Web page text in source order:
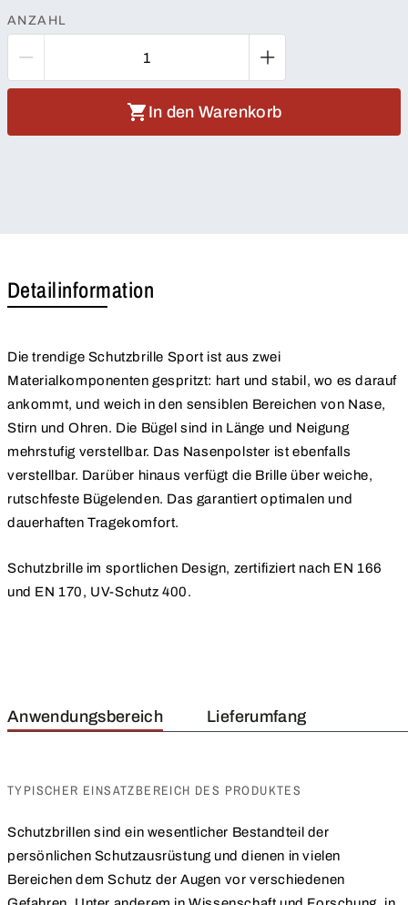
ANZAHL
In den Warenkorb
Detailinformation
Die trendige Schutzbrille Sport ist aus zwei
Materialkomponenten gespritzt: hart und stabil, wo es darauf
ankommt, und weich in den sensiblen Bereichen von Nase,
Stirn und Ohren. Die Bügel sind in Länge und Neigung
mehrstufig verstellbar. Das Nasenpolster ist ebenfalls
verstellbar. Darüber hinaus verfügt die Brille über weiche,
rutschfeste Bügelenden. Das garantiert optimalen und
dauerhaften Tragekomfort.
Schutzbrille im sportlichen Design, zertifiziert nach EN 166
und EN 170, UV-Schutz 400.
Anwendungsbereich Lieferumfang
TYPISCHER EINSATZBEREICH DES PRODUKTES
Schutzbrillen sind ein wesentlicher Bestandteil der
persönlichen Schutzausrüstung und dienen in vielen
Bereichen dem Schutz der Augen vor verschiedenen